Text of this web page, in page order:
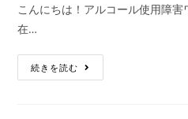
こんにちは！アルコール使用障
在…
続きを読む